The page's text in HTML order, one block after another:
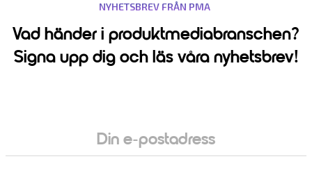
NYHETSBREV FRÅN PMA
Vad händer i produktmediabranschen?
Signa upp dig och läs våra nyhetsbrev!